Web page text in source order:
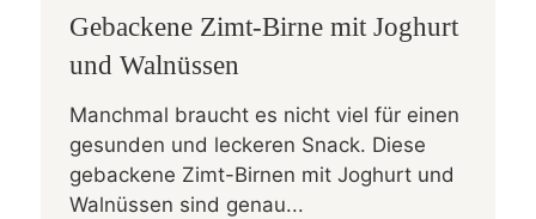
Gebackene Zimt-Birne mit Joghurt
und Walnüssen
Manchmal braucht es nicht viel für einen
gesunden und leckeren Snack. Diese
gebackene Zimt-Birnen mit Joghurt und
Walnüssen sind genau...